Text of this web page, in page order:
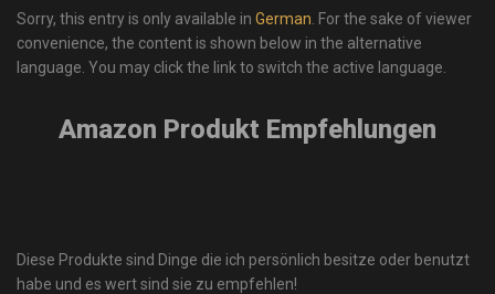
Sorry, this entry is only available in German . For the sake of viewer
convenience, the content is shown below in the alternative
language. You may click the link to switch the active language.
Amazon Produkt Empfehlungen
Diese Produkte sind Dinge die ich persönlich besitze oder benutzt
habe und es wert sind sie zu empfehlen!